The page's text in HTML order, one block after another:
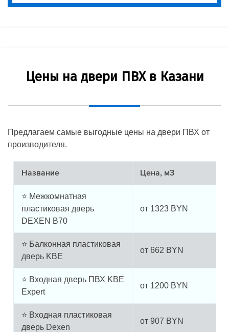
Цены на двери ПВХ в Казани
Предлагаем самые выгодные цены на двери ПВХ от
производителя.
Название Цена, м3
⭐ Межкомнатная
пластиковая дверь
DEXEN B70
от 1323 BYN
⭐ Балконная пластиковая
дверь KBE
от 662 BYN
⭐ Входная дверь ПВХ KBE
Expert
от 1200 BYN
⭐ Входная пластиковая
дверь Dexen
от 907 BYN